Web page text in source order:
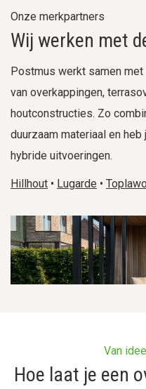
Onze merkpartners
Wij werken met
Postmus werkt samen
van overkappingen,
houtconstructies. Zo
duurzaam materiaal en
hybride uitvoeringen.
Hillhout • Lugarde •
Van
Hoe laat je een